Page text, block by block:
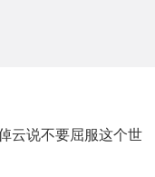
云说不要屈服这个世